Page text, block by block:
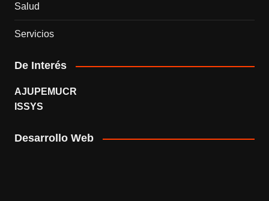
Salud
Servicios
De Interés
AJUPEMUCR
ISSYS
Desarrollo Web